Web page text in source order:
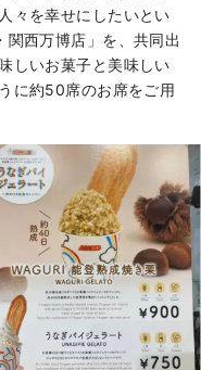
々を幸せにしたいとい
関西万博店」を、共同出
しいお菓子と美味しい
に約50席のお席をご用